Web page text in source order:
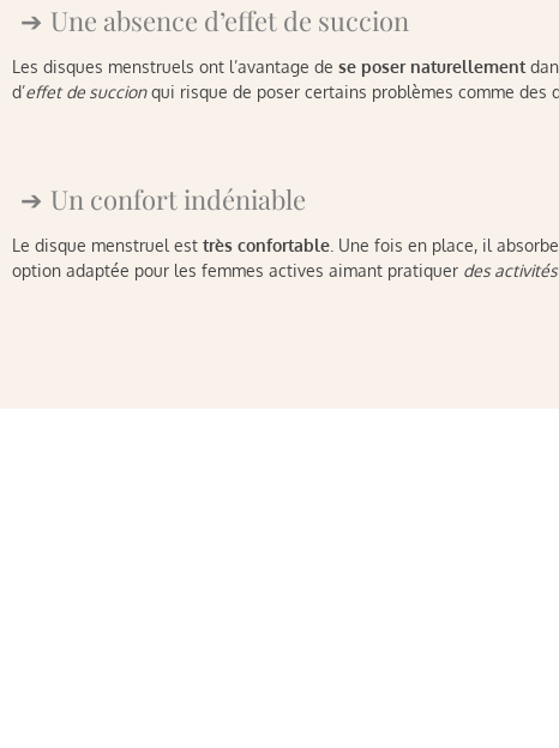
Une absence d’effet de succion
Les disques menstruels ont l’avantage de se poser naturellement
d’effet de succionqui risque de poser certains problèmes comme des
Un confort indéniable
Le disque menstruel est très confortable . Une fois en place, il
option adaptée pour les femmes actives aimant pratiquer des